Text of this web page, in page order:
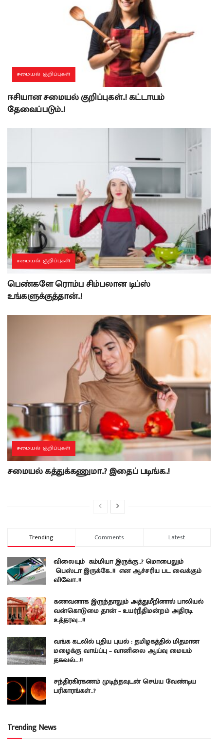
சமையல் குறிப்புகள்
ஈசியான சமையல் குறிப்புகள்..! கட்டாயம்
தேவைப்படும்..!
சமையல் குறிப்புகள்
பெண்களே ரொம்ப சிம்பலான டிப்ஸ்
உங்களுக்குத்தான்..!
சமையல் குறிப்புகள்
சமையல் கத்துக்கணுமா..? இதைப் படிங்க..!
Trending Comments Latest
விலையும் கம்மியா இருக்கு..? மொபைலும்
பெஸ்டா இருக்கே..!! என ஆச்சரிய பட வைக்கும்
விவோ..!!
கணவனாக இருந்தாலும் அத்துமீறினால் பாலியல்
வன்கொடுமை தான் – உயர்நீதிமன்றம் அதிரடி
உத்தரவு….!!
வங்க கடலில் புதிய புயல் : தமிழகத்தில் மிதமான
மழைக்கு வாய்ப்பு – வானிலை ஆய்வு மையம்
தகவல்….!!
சந்திரகிரகணம் முடிந்தவுடன் செய்ய வேண்டிய
பரிகாரங்கள்..?
Trending News